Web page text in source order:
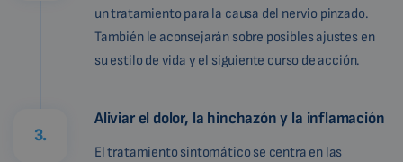
un tratamiento para la causa del nervio pinzado.
También le aconsejarán sobre posibles ajustes en
su estilo de vida y el siguiente curso de acción.
3.
Aliviar el dolor, la hinchazón y la inflamación
El tratamiento sintomático se centra en las